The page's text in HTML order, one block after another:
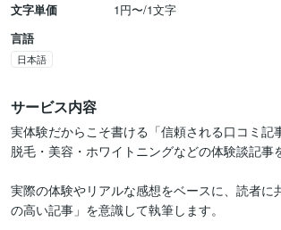
文字単価
1円〜/1文字
言語
日本語
サービス内容
実体験だからこそ書ける「信頼される口コミ記
脱毛・美容・ホワイトニングなどの体験談記事
実際の体験やリアルな感想をベースに、読者に
の高い記事」を意識して執筆します。